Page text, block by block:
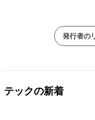
発行者の
テックの新着